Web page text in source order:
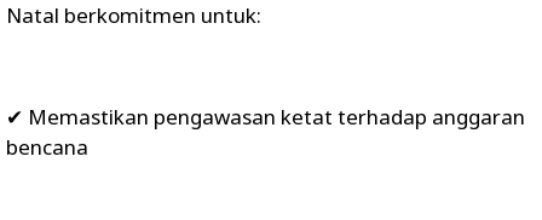
Natal berkomitmen untuk:
✔ Memastikan pengawasan ketat terhadap anggaran
bencana